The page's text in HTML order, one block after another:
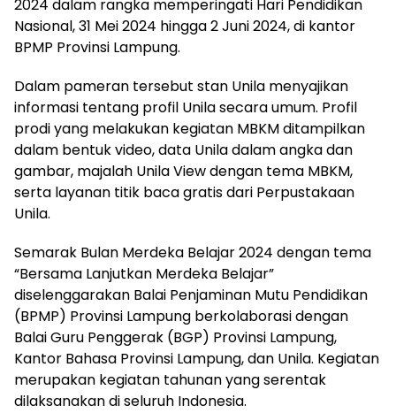
2024 dalam rangka memperingati Hari Pendidikan
Nasional, 31 Mei 2024 hingga 2 Juni 2024, di kantor
BPMP Provinsi Lampung.
Dalam pameran tersebut stan Unila menyajikan
informasi tentang profil Unila secara umum. Profil
prodi yang melakukan kegiatan MBKM ditampilkan
dalam bentuk video, data Unila dalam angka dan
gambar, majalah Unila View dengan tema MBKM,
serta layanan titik baca gratis dari Perpustakaan
Unila.
Semarak Bulan Merdeka Belajar 2024 dengan tema
“Bersama Lanjutkan Merdeka Belajar”
diselenggarakan Balai Penjaminan Mutu Pendidikan
(BPMP) Provinsi Lampung berkolaborasi dengan
Balai Guru Penggerak (BGP) Provinsi Lampung,
Kantor Bahasa Provinsi Lampung, dan Unila. Kegiatan
merupakan kegiatan tahunan yang serentak
dilaksanakan di seluruh Indonesia.